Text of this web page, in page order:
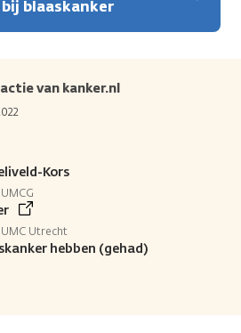
blaaskanker
van kanker.nl
Kors
Utrecht
hebben (gehad)